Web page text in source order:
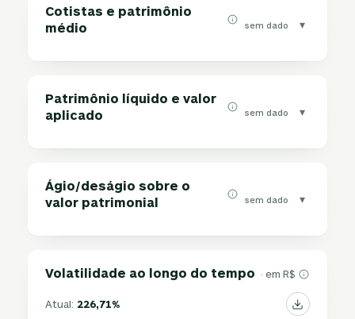
Cotistas e patrimônio
médio
sem dado ▾
Patrimônio líquido e valor
aplicado
sem dado ▾
Ágio/deságio sobre o
valor patrimonial
sem dado ▾
Volatilidade ao longo do tempo · em R$
Atual: 226,71%